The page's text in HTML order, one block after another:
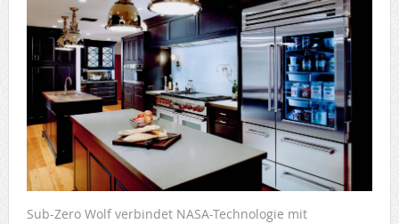
Sub-Zero Wolf verbindet NASA-Technologie mit